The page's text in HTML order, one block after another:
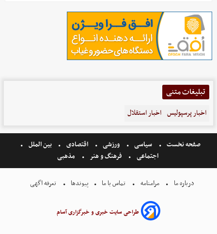
تبلیغات متنی
اخبار پرسپولیس اخبار استقلال
صفحه نخست سیاسی ورزشی اقتصادی
بین الملل
اجتماعی
فرهنگ و هنر مذهبی
درباره ما مرامنامه تماس با ما پیوندها تعرفه اگهی
طراحی سایت خبری و خبرگزاری آسام